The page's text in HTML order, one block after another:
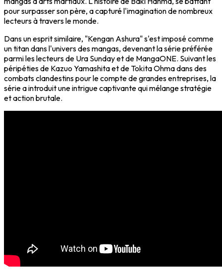
pour surpasser son père, a capturé l'imagination de nombreux
lecteurs à travers le monde.
Dans un esprit similaire, "Kengan Ashura" s'est imposé comme
un titan dans l'univers des mangas, devenant la série préférée
parmi les lecteurs de Ura Sunday et de MangaONE. Suivant les
péripéties de Kazuo Yamashita et de Tokita Ohma dans des
combats clandestins pour le compte de grandes entreprises, la
série a introduit une intrigue captivante qui mélange stratégie
et action brutale.